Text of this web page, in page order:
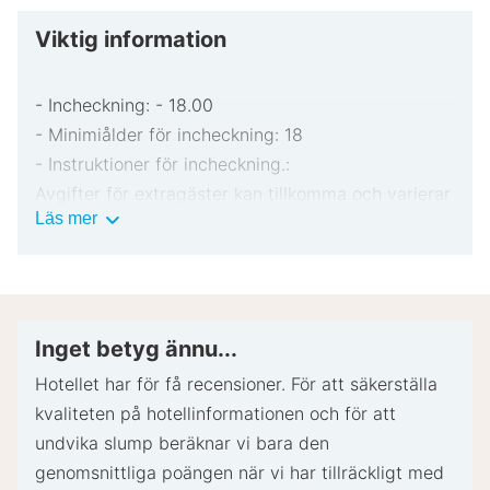
Viktig information
- Incheckning: - 18.00
- Minimiålder för incheckning: 18
- Instruktioner för incheckning.:
Avgifter för extragäster kan tillkomma och varierar
i enlighet med boendets policy.
Särskilda önskemål erbjuds i mån av tillgång vid
incheckning och kan medföra ytterligare avgifter.
Särskilda önskemål kan inte garanteras.
Boendet accepterar kreditkort; ingen
kontantbetalning.
Läs merViktig
Inget betyg ännu...
Hotellet har för få recensioner. För att säkerställa
kvaliteten på hotellinformationen och för att
undvika slump beräknar vi bara den
genomsnittliga poängen när vi har tillräckligt med